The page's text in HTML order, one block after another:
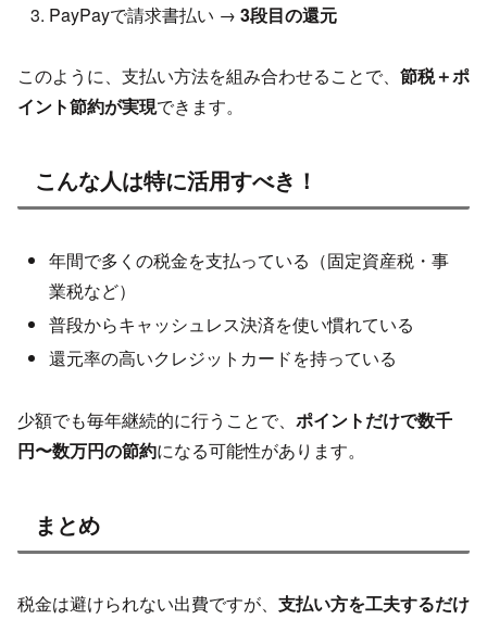
PayPayで請求書払い →3段目の還元
このように、支払い方法を組み合わせることで、 節税＋ポ
イント節約が実現できます。
こんな人は特に活用すべき！
年間で多くの税金を支払っている（固定資産税・事
業税など）
普段からキャッシュレス決済を使い慣れている
還元率の高いクレジットカードを持っている
少額でも毎年継続的に行うことで、 ポイントだけで数千
円〜数万円の節約になる可能性があります。
まとめ
税金は避けられない出費ですが、 支払い方を工夫するだけ